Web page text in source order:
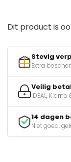
Dit product is
Stevig
Extra
Veilig
iDEAL, Klarna
14 dagen
Niet goed,